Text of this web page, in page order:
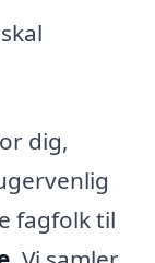
dig,
fagfolk til